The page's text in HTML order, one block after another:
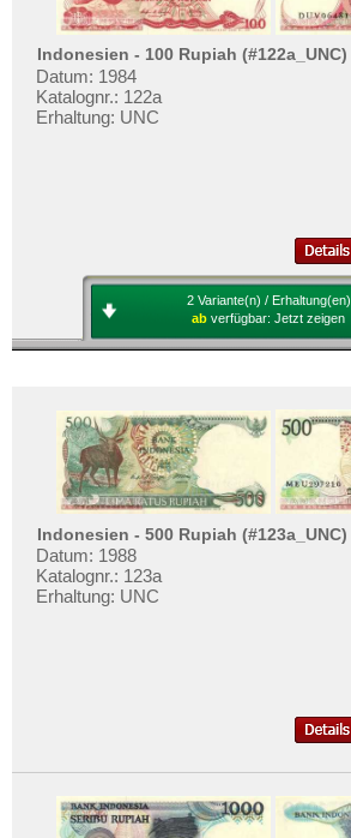
Indonesien - 100 Rupiah (#122a_UNC)
Datum: 1984
Katalognr.: 122a
Erhaltung: UNC
2 Variante(n) / Erhaltung(en)
ab verfügbar: Jetzt zeigen
Indonesien - 500 Rupiah (#123a_UNC)
Datum: 1988
Katalognr.: 123a
Erhaltung: UNC